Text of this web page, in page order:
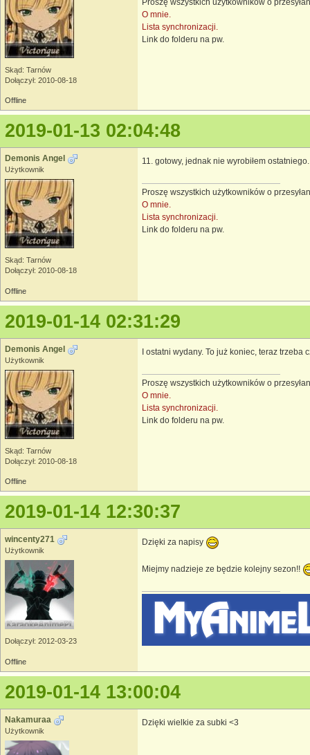
Skąd: Tarnów
Dołączył: 2010-08-18
O mnie.
Lista synchronizacji.
Link do folderu na pw.
Offline
2019-01-13 02:04:48
Demonis Angel
Użytkownik
Skąd: Tarnów
Dołączył: 2010-08-18
11. gotowy, jednak nie wyrobiłem ostatniego.
Proszę wszystkich użytkowników o
O mnie.
Lista synchronizacji.
Link do folderu na pw.
Offline
2019-01-14 02:31:29
Demonis Angel
Użytkownik
Skąd: Tarnów
Dołączył: 2010-08-18
I ostatni wydany. To już koniec, teraz trzeba
Proszę wszystkich użytkowników o
O mnie.
Lista synchronizacji.
Link do folderu na pw.
Offline
2019-01-14 12:30:37
wincenty271
Użytkownik
Dołączył: 2012-03-23
Dzięki za napisy
Miejmy nadzieje ze będzie kolejny sezon!!
Offline
2019-01-14 13:00:04
Nakamuraa
Użytkownik
Dzięki wielkie za subki <3